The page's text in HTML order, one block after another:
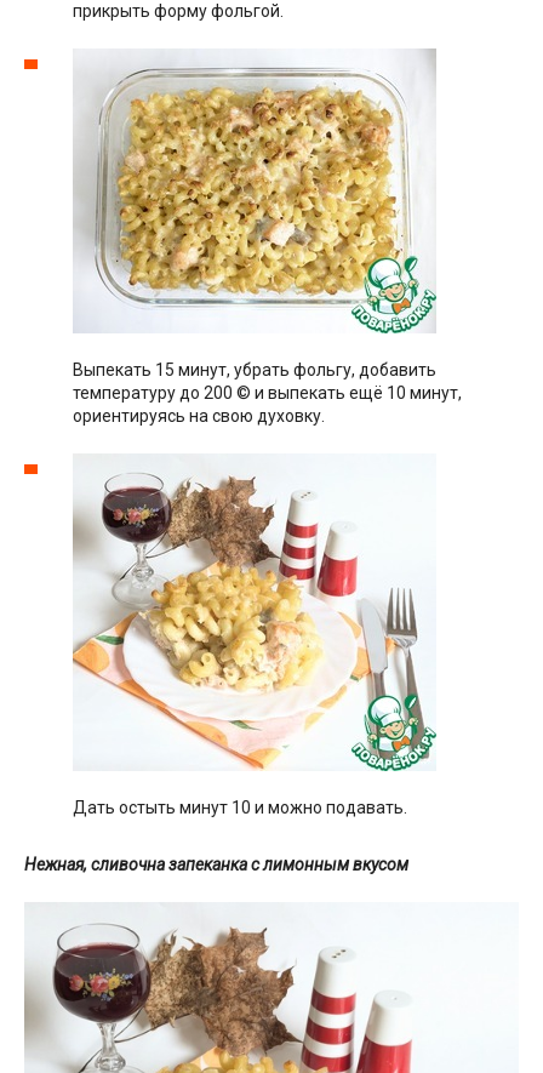
прикрыть форму фольгой.
Выпекать 15 минут, убрать фольгу, добавить
температуру до 200 © и выпекать ещё 10 минут,
ориентируясь на свою духовку.
Дать остыть минут 10 и можно подавать.
Нежная, сливочна запеканка с лимонным вкусом